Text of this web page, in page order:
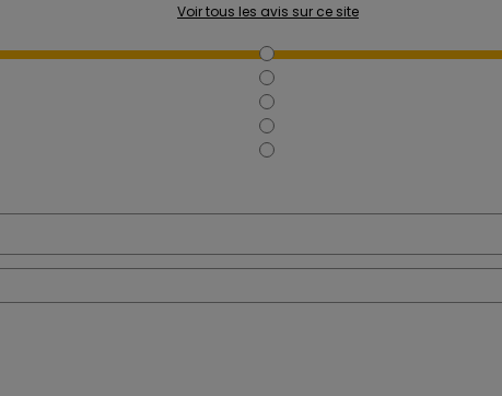
Voir tous les avis sur ce site